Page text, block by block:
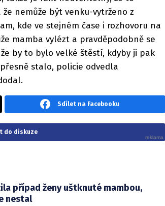
nemůže být venku-vytrženo z
kde ve stejném čase i rozhovoru na
mamba vylézt a pravděpodobně se
by to bylo velké štěstí, kdyby ji pak
stalo, policie odvedla
Sdílet na Facebooku
do diskuze
případ ženy uštknuté mambou,
nestal